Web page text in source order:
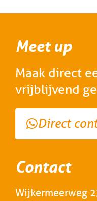
Meet up
Maak direct
vrijblijvend
Direct
Contact
Wijkermeerweg